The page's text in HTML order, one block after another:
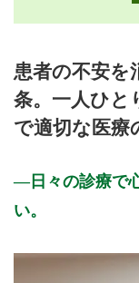
9:00～12:00
14:00～16:30
備考: -外来診察に
月・水・金のAMと
できますのでお電
患者の不安を
条。一人ひと
で適切な医療
日々の診療で
い。